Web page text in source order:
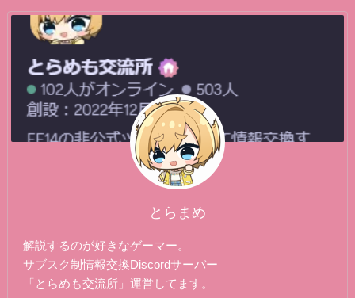
とらまめ
解説するのが好きなゲーマー。
サブスク制情報交換Discordサーバー
「とらめも交流所」運営してます。